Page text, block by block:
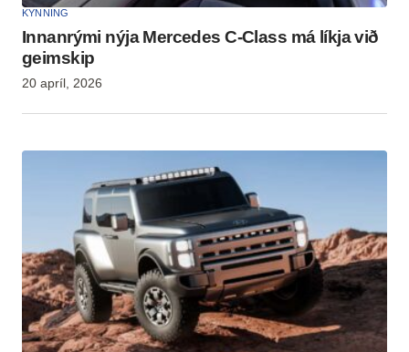
KYNNING
Innanrými nýja Mercedes C-Class má líkja við
geimskip
20 apríl, 2026